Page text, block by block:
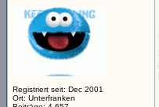
Registriert seit: Dec 2001
Ort: Unterfranken